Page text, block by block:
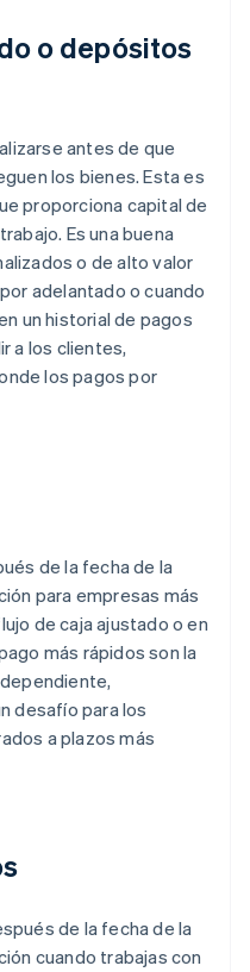
o depósitos
antes de que
los bienes. Esta es
proporciona capital de
Es una buena
o de alto valor
adelantado o cuando
un historial de pagos
a los clientes,
los pagos por
de la fecha de la
para empresas más
de caja ajustado o en
más rápidos son la
desafío para los
a plazos más
de la fecha de la
cuando trabajas con